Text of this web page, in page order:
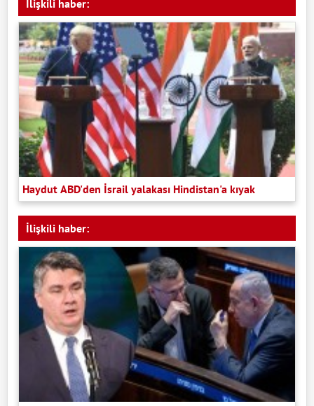
İlişkili haber:
Haydut ABD'den İsrail yalakası Hindistan'a kıyak
İlişkili haber: